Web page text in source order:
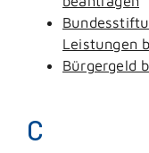
Leistungen
Bürgergeld
C